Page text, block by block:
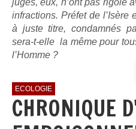
juges, eux, n’ont pas rigolé
infractions. Préfet de l’Isère
à juste titre, condamnés
sera-t-elle la même pour
l’Homme ?
ECOLOGIE
CHRONIQUE